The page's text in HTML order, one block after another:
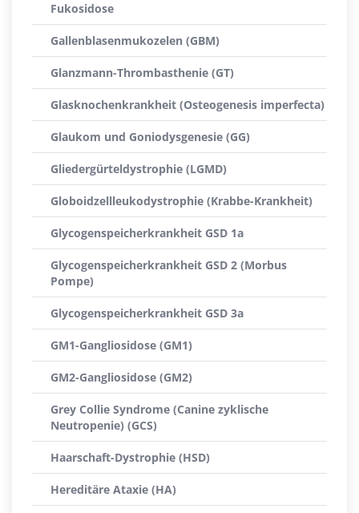
Fukosidose
Gallenblasenmukozelen (GBM)
Glanzmann-Thrombasthenie (GT)
Glasknochenkrankheit (Osteogenesis imperfecta)
Glaukom und Goniodysgenesie (GG)
Gliedergürteldystrophie (LGMD)
Globoidzellleukodystrophie (Krabbe-Krankheit)
Glycogenspeicherkrankheit GSD 1a
Glycogenspeicherkrankheit GSD 2 (Morbus
Pompe)
Glycogenspeicherkrankheit GSD 3a
GM1-Gangliosidose (GM1)
GM2-Gangliosidose (GM2)
Grey Collie Syndrome (Canine zyklische
Neutropenie) (GCS)
Haarschaft-Dystrophie (HSD)
Hereditäre Ataxie (HA)